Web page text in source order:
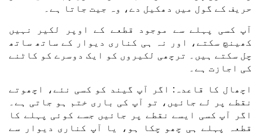
حریف کے گول میں دھکیل دے، وہ جیت جاتا ہے۔
آپ کسی پہلے سے موجود قطعے کے اوپر لکیر نہیں
کھینچ سکتے، اور نہ ہی کناری دیوار کے ساتھ ساتھ
چل سکتے ہیں۔ ترچھی لکیروں کو ایک دوسرے کو کاٹنے
کی اجازت ہے۔
اچھال کا قاعدہ: اگر آپ گیند کو کسی نئے، اچھوتے
نقطے پر لے جائیں، تو آپ کی باری ختم ہو جاتی ہے۔
اگر آپ کسی ایسے نقطے پر جائیں جسے کوئی پہلے کا
قطعہ پہلے ہی چھو چکا ہو، یا آپ کناری دیوار سے